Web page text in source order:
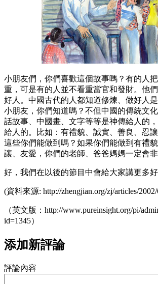
小朋友們，你們喜歡這個故事嗎？有的人
重，可是有的人並不看重當官和發財。他
好人。中國古代的人都知道修煉、做好人是
小朋友，你們知道嗎？不但中國的傳統文
話故事、中國畫、文字等等是神傳給人的
給人的。比如：有禮貌、誠實、善良、忍
這些你們能做到嗎？如果你們能做到有禮
讓、友愛，你們的老師、爸爸媽媽一定會非
好，我們在以後的節目中會給大家講更多
(資料來源: http://zhengjian.org/zj/articles/
（英文版：http://www.pureinsight.org/pi/
id=1345）
添加新評論
評論內容